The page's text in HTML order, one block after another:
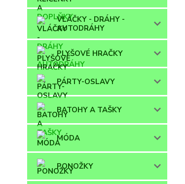
VLÁČKY - DRÁHY -
AUTODRÁHY
PLYŠOVÉ HRAČKY
PÁRTY-OSLAVY
BATOHY A TAŠKY
MÓDA
PONOŽKY